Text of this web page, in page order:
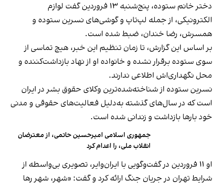
دختر خانم ستوده، پنج‌شنبه ۱۳ فروردین گفت لوازم
الکترونیکی، از جمله لپ‌تاپ و گوشی‌های نسرین ستوده و
همسرش، رضا خندان، ضبط شده است.
بر اساس این گزارش، تا زمان تنظیم این خبر، هیچ تماسی از
سوی ستوده برقرار نشده و خانواده او از نهاد بازداشت‌کننده و
محل نگهداری‌اش اطلاعی ندارند.
نسرین ستوده از شناخته‌شده‌ترین وکلای حقوق بشر در ایران
است که در سال‌های گذشته به‌دلیل فعالیت‌های حقوقی و مدنی
خود بارها بازداشت و زندانی شده است.
جمهوری اسلامی امیرحسین حاتمی، از معترضان
انقلاب ملی، را اعدام کرد
او ۱۱ فروردین در گفت‌و‌گویی با ایران‌وایر، تصویری بی‌واسطه از
شرایط تهران در جریان جنگ ارائه کرد و گفت: «شهر، شهر رها